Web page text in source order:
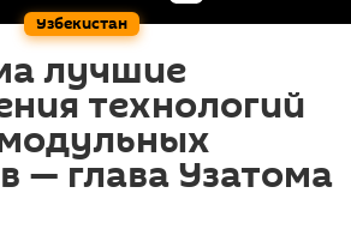
Узбекистан
лучшие
технологий
— глава Узатома